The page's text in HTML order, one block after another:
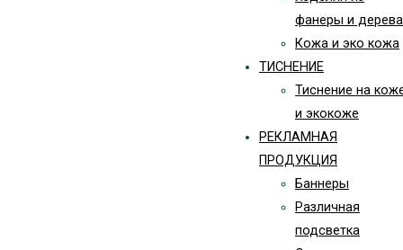
фанеры и дерева
Кожа и эко кожа
ТИСНЕНИЕ
Тиснение на
и экокоже
РЕКЛАМНАЯ
ПРОДУКЦИЯ
Баннеры
Различная
подсветка